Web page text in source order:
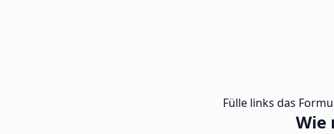
Fülle links das
Wie